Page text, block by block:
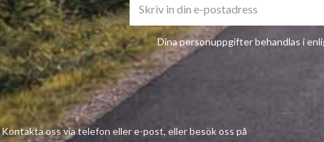
Dina personuppgifter behandlas i
oss via telefon eller e-post, eller besök oss på